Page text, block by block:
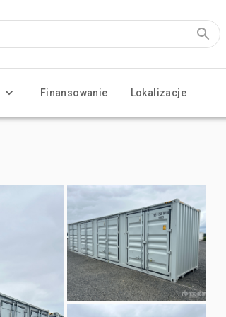
Finansowanie Lokalizacje